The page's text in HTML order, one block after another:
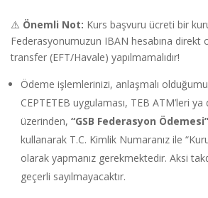
⚠️ Önemli Not: Kurs başvuru ücreti bir
Federasyonumuzun IBAN hesabına direkt
transfer (EFT/Havale) yapılmamalıdır!
Ödeme işlemlerinizi, anlaşmalı
CEPTETEB uygulaması, TEB ATM’leri
üzerinden, “GSB Federasyon Ödemesi”
kullanarak T.C. Kimlik Numaranız ile
olarak yapmanız gerekmektedir. Aksi
geçerli sayılmayacaktır.